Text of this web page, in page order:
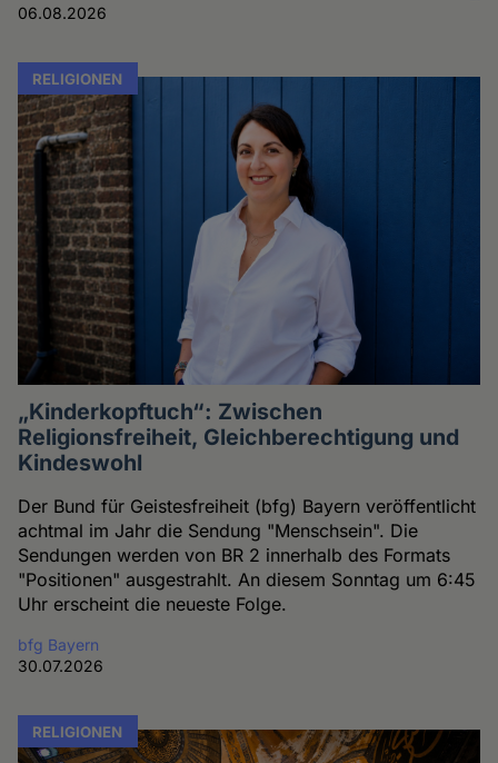
06.08.2026
RELIGIONEN
„Kinderkopftuch“: Zwischen
Religionsfreiheit, Gleichberechtigung und
Kindeswohl
Der Bund für Geistesfreiheit (bfg) Bayern veröffentlicht
achtmal im Jahr die Sendung "Menschsein". Die
Sendungen werden von BR 2 innerhalb des Formats
"Positionen" ausgestrahlt. An diesem Sonntag um 6:45
Uhr erscheint die neueste Folge.
bfg Bayern
30.07.2026
RELIGIONEN